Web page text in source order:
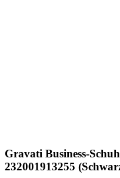
Gravati Business-
232001913255